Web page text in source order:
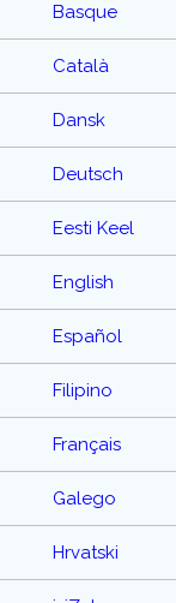
Basque
Català
Dansk
Deutsch
Eesti Keel
English
Español
Filipino
Français
Galego
Hrvatski